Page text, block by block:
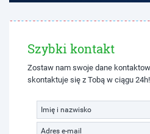
Szybki kontakt
Zostaw nam swoje dane
skontaktuje się z Tobą w ciągu 24h!